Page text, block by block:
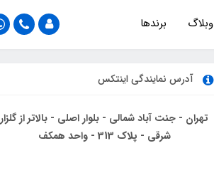
وبلاگ برندها
آدرس نمایندگی اینتکس
تهران - جنت آباد شمالی - بلوار اصلی - بالاتر از گلزار
شرقی - پلاک 313 - واحد همکف